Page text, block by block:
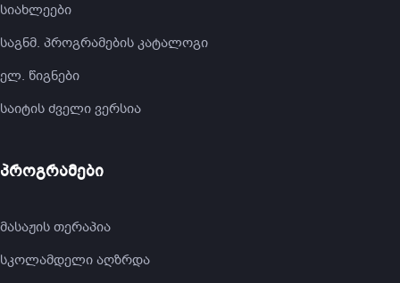
სიახლეები
საგნმ. პროგრამების კატალოგი
ელ. წიგნები
საიტის ძველი ვერსია
პროგრამები
მასაჟის თერაპია
სკოლამდელი აღზრდა